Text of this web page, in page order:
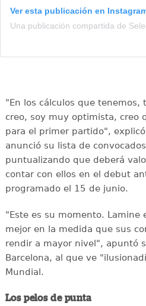
Ver esta publicación en
"En los cálculos que tenemos,
creo, soy muy optimista, creo
para el primer partido",
anunció su lista de
puntualizando que deberá
contar con ellos en el debut
programado el 15 de junio.
"Este es su momento. Lamine
mejor en la medida que sus
rendir a mayor nivel", apuntó
Barcelona, al que ve
Mundial.
Los pelos de punta